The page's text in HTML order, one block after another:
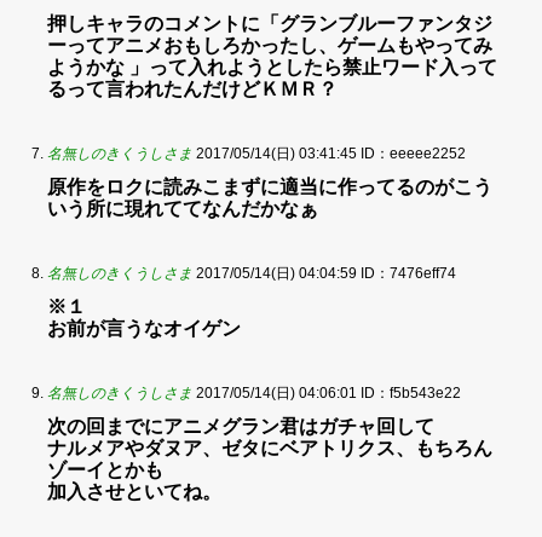
押しキャラのコメントに「グランブルーファンタジ
ーってアニメおもしろかったし、ゲームもやってみ
ようかな 」って入れようとしたら禁止ワード入って
るって言われたんだけどＫＭＲ？
名無しのきくうしさま 2017/05/14(日) 03:41:45 ID：eeeee2252
原作をロクに読みこまずに適当に作ってるのがこう
いう所に現れててなんだかなぁ
名無しのきくうしさま 2017/05/14(日) 04:04:59 ID：7476eff74
※１
お前が言うなオイゲン
名無しのきくうしさま 2017/05/14(日) 04:06:01 ID：f5b543e22
次の回までにアニメグラン君はガチャ回して
ナルメアやダヌア、ゼタにベアトリクス、もちろん
ゾーイとかも
加入させといてね。